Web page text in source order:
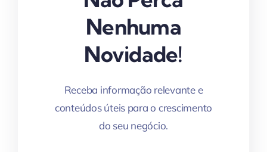
Nenhuma
Novidade!
Receba informação relevante e
conteúdos úteis para o crescimento
do seu negócio.